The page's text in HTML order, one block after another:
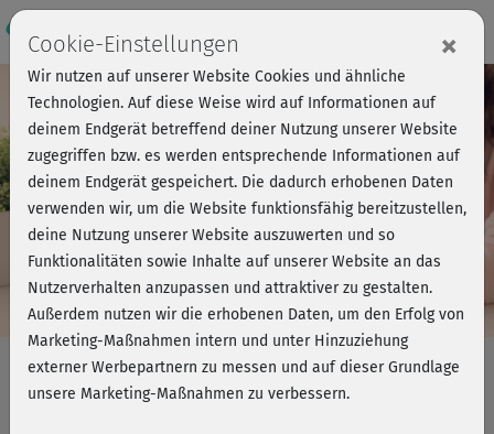
Können wir dir
helfen?
Nicht die richtigen Kurse? Keine Zeit
Cookie-Einstellungen ×
Wir nutzen auf unserer Website Cookies und ähnliche
Technologien. Auf diese Weise wird auf Informationen auf
deinem Endgerät betreffend deiner Nutzung unserer Website
zugegriffen bzw. es werden entsprechende Informationen auf
deinem Endgerät gespeichert. Die dadurch erhobenen Daten
verwenden wir, um die Website funktionsfähig bereitzustellen,
deine Nutzung unserer Website auszuwerten und so
Funktionalitäten sowie Inhalte auf unserer Website an das
Nutzerverhalten anzupassen und attraktiver zu gestalten.
Außerdem nutzen wir die erhobenen Daten, um den Erfolg von
Marketing-Maßnahmen intern und unter Hinzuziehung
externer Werbepartnern zu messen und auf dieser Grundlage
unsere Marketing-Maßnahmen zu verbessern.